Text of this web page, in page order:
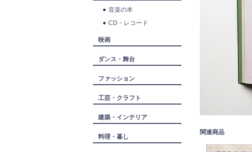
音楽の本
CD・レコード
映画
ダンス・舞台
ファッション
工芸・クラフト
建築・インテリア
料理・暮し
関連商品